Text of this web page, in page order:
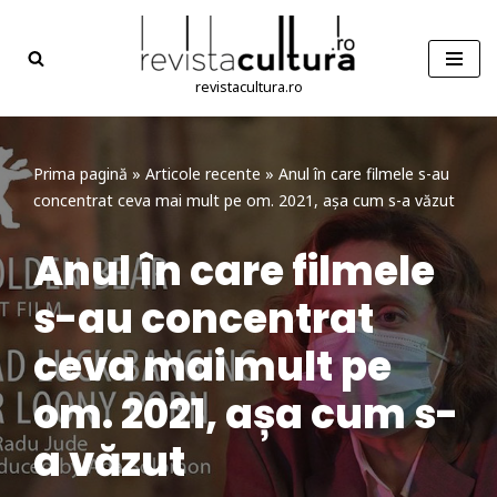
Sari
conținut
revistacultura.ro
Prima pagină » Articole recente » Anul în care filmele s-au
concentrat ceva mai mult pe om. 2021, așa cum s-a văzut
Anul în care filmele
s-au concentrat
ceva mai mult pe
om. 2021, așa cum s-
a văzut